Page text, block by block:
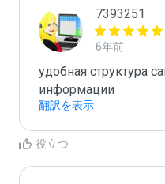
7393251
6年前
удобная структура
информации
翻訳を表示
役立つ